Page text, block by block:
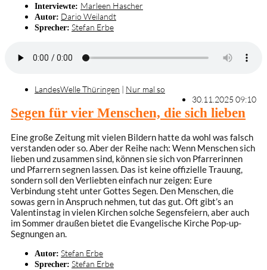
Interviewte: Marleen Hascher
Autor: Dario Weilandt
Sprecher: Stefan Erbe
LandesWelle Thüringen | Nur mal so
30.11.2025 09:10
Segen für vier Menschen, die sich lieben
Eine große Zeitung mit vielen Bildern hatte da wohl was falsch
verstanden oder so. Aber der Reihe nach: Wenn Menschen sich
lieben und zusammen sind, können sie sich von Pfarrerinnen
und Pfarrern segnen lassen. Das ist keine offizielle Trauung,
sondern soll den Verliebten einfach nur zeigen: Eure
Verbindung steht unter Gottes Segen. Den Menschen, die
sowas gern in Anspruch nehmen, tut das gut. Oft gibt’s an
Valentinstag in vielen Kirchen solche Segensfeiern, aber auch
im Sommer draußen bietet die Evangelische Kirche Pop-up-
Segnungen an.
Autor: Stefan Erbe
Sprecher: Stefan Erbe